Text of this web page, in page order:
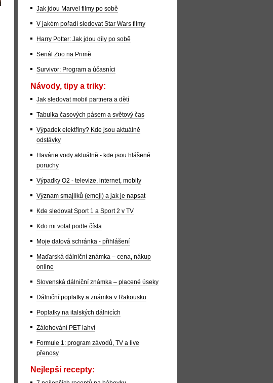
Jak jdou Marvel filmy po sobě
V jakém pořadí sledovat Star Wars filmy
Harry Potter: Jak jdou díly po sobě
Seriál Zoo na Primě
Survivor: Program a účasníci
Návody, tipy a triky:
Jak sledovat mobil partnera a dětí
Tabulka časových pásem a světový čas
Výpadek elektřiny? Kde jsou aktuálně
odstávky
Havárie vody aktuálně - kde jsou hlášené
poruchy
Výpadky O2 - televize, internet, mobily
Význam smajlíků (emoji) a jak je napsat
Kde sledovat Sport 1 a Sport 2 v TV
Kdo mi volal podle čísla
Moje datová schránka - přihlášení
Maďarská dálniční známka – cena, nákup
online
Slovenská dálniční známka – placené úseky
Dálniční poplatky a známka v Rakousku
Poplatky na italských dálnicích
Zálohování PET lahví
Formule 1: program závodů, TV a live
přenosy
Nejlepší recepty: